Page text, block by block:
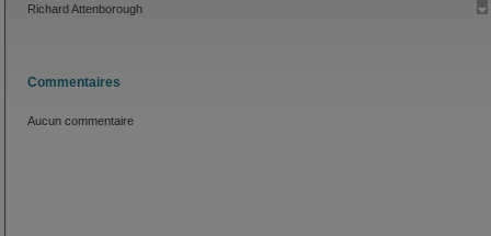
Richard Attenborough
Commentaires
Aucun commentaire